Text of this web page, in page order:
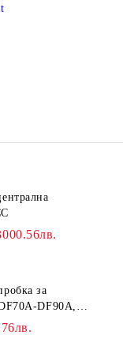
ден.
за
DF90A,
10038